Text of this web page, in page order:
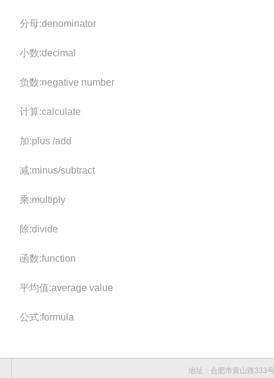
分母:denominator
小数:decimal
负数:negative number
计算:calculate
加:plus /add
减:minus/subtract
乘:multiply
除:divide
函数:function
平均值:average value
公式:formula
地址：合肥市黄山路333